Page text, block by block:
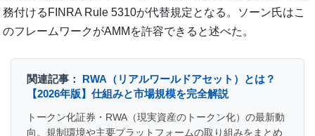
務付けるFINRA Rule 5310が代替規定となる。ソーン氏はこ
のフレームワークがAMMを許容できると述べた。
関連記事：
RWA（リアルワールドアセット）とは？
【2026年版】仕組みと市場規模を完全解説
トークン化証券・RWA（現実資産のトークン化）の最新動
向。規制環境や主要プラットフォームの取り組みをまとめ